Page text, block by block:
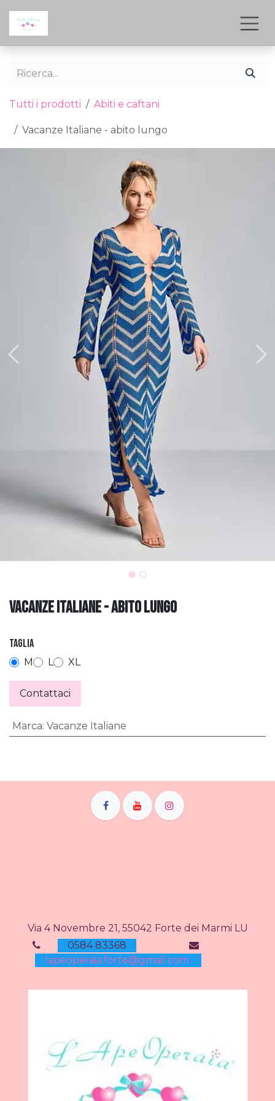
Tutti i prodotti Abiti e caftani
Vacanze Italiane - abito lungo
Vacanze Italiane - abito lungo
Taglia
M L XL
Contattaci
Marca: Vacanze Italiane
Via 4 Novembre 21, 55042 Forte dei Marmi LU
0584 83368
lapeoperaia.forte@gmail.com